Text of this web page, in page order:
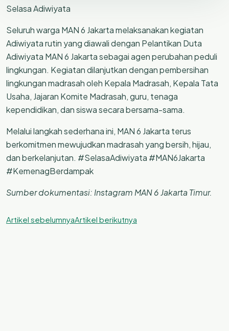
Selasa Adiwiyata
Seluruh warga MAN 6 Jakarta melaksanakan kegiatan
Adiwiyata rutin yang diawali dengan Pelantikan Duta
Adiwiyata MAN 6 Jakarta sebagai agen perubahan peduli
lingkungan. Kegiatan dilanjutkan dengan pembersihan
lingkungan madrasah oleh Kepala Madrasah, Kepala Tata
Usaha, Jajaran Komite Madrasah, guru, tenaga
kependidikan, dan siswa secara bersama-sama.
Melalui langkah sederhana ini, MAN 6 Jakarta terus
berkomitmen mewujudkan madrasah yang bersih, hijau,
dan berkelanjutan. #SelasaAdiwiyata #MAN6Jakarta
#KemenagBerdampak
Sumber dokumentasi: Instagram MAN 6 Jakarta Timur.
Artikel sebelumnyaArtikel berikutnya